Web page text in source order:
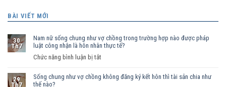
BÀI VIẾT MỚI
30
Th7
Nam nữ sống chung như vợ chồng trong trường hợp nào được pháp
luật công nhận là hôn nhân thực tế?
Chức năng bình luận bị tắt
nữ
29
Th7
Sống chung như vợ chồng không đăng ký kết hôn thì tài sản chia như
thế nào?